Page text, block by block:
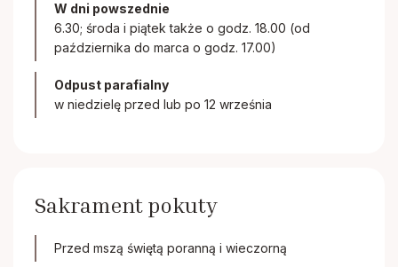
W dni powszednie
6.30; środa i piątek także o godz. 18.00 (od
października do marca o godz. 17.00)
Odpust parafialny
w niedzielę przed lub po 12 września
Sakrament pokuty
Przed mszą świętą poranną i wieczorną